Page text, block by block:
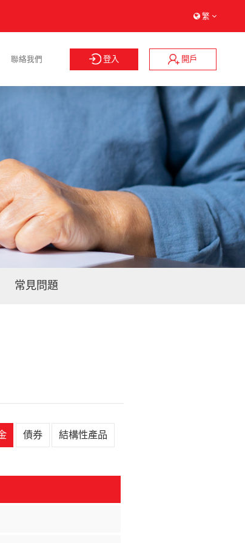
繁
聯絡我們 登入 開戶
常見問題
債券 結構性產品